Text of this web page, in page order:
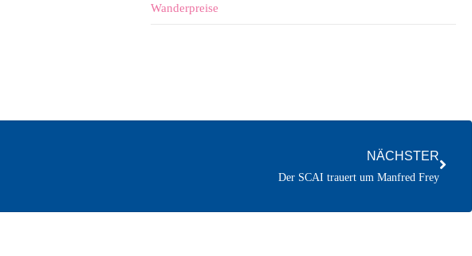
Wanderpreise
NÄCHSTER
Der SCAI trauert um Manfred Frey